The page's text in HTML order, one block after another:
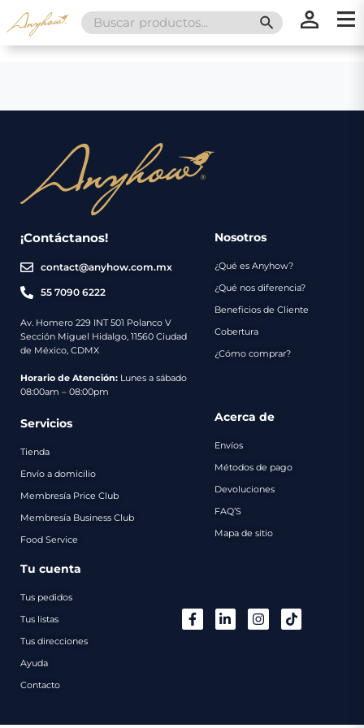
Search
for:
SEARCH
¡Contáctanos!
contact@anyhow.com.mx
55 7090 6222
Av. Homero 229 INT 501 Polanco V
Sección Miguel Hidalgo, 11560 Ciudad
de México, CDMX
Horario de Atención: Lunes a sábado
08:00am – 08:00pm
Nosotros
¿Qué es Anyhow?
¿Qué nos diferencia?
Beneficios de Cliente
Cobertura
¿Cómo comprar?
Servicios
Tienda
Envío a domicilio
Membresía Price Club
Membresía Business Club
Food Service
Acerca de
Envíos
Métodos de pago
Devoluciones
FAQ’S
Mapa de sitio
Tu cuenta
Tus pedidos
Tus listas
Tus direcciones
Ayuda
Contacto
Nosotros
Servicios
Envíos
Métodos
de
Catálogo
Regalos
Contacto